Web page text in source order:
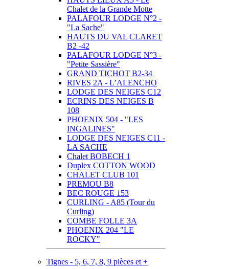
Chalet de la Grande Motte
PALAFOUR LODGE N°2 -
"La Sache"
HAUTS DU VAL CLARET
B2 -42
PALAFOUR LODGE N°3 -
"Petite Sassière"
GRAND TICHOT B2-34
RIVES 2A - L’ALENCHO
LODGE DES NEIGES C12
ECRINS DES NEIGES B
108
PHOENIX 504 - "LES
INGALINES"
LODGE DES NEIGES C11 -
LA SACHE
Chalet BOBECH 1
Duplex COTTON WOOD
CHALET CLUB 101
PREMOU B8
BEC ROUGE 153
CURLING - A85 (Tour du
Curling)
COMBE FOLLE 3A
PHOENIX 204 "LE
ROCKY"
Tignes - 5, 6, 7, 8, 9 pièces et +